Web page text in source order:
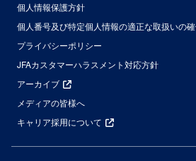
個人情報保護方針
個人番号及び特定個人情報の適正な取扱いの
プライバシーポリシー
JFAカスタマーハラスメント対応方針
アーカイブ
メディアの皆様へ
キャリア採用について